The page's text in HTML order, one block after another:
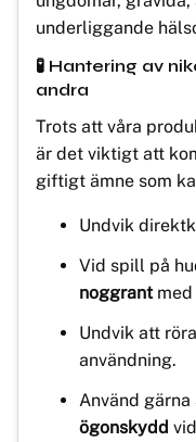
underliggande
🧪 Hantering av
andra
Trots att våra
är det viktigt att
giftigt ämne som
Undvik
Vid spill på
noggrantmed
Undvik att
användning.
Använd gärna
ögonskydd